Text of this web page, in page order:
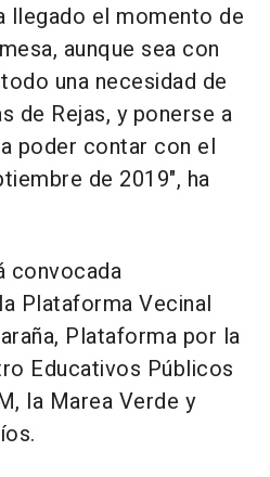
llegado el momento de
aunque sea con
una necesidad de
de Rejas, y ponerse a
poder contar con el
de 2019", ha
convocada
Plataforma Vecinal
Plataforma por la
Educativos Públicos
la Marea Verde y